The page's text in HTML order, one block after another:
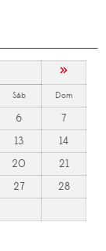
»
Sáb Dom
6
7
13
14
20
21
27
28